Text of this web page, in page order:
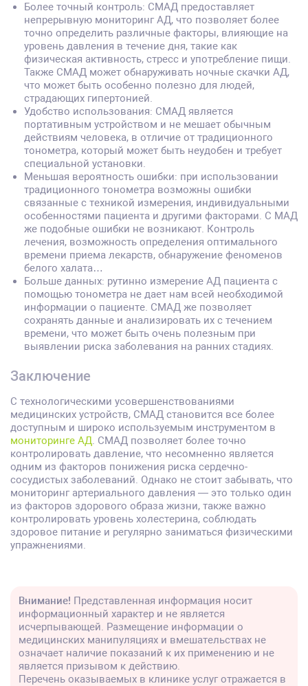
Более точный контроль: СМАД предоставляет
непрерывную мониторинг АД, что позволяет более
точно определить различные факторы, влияющие на
уровень давления в течение дня, такие как
физическая активность, стресс и употребление пищи.
Также СМАД может обнаруживать ночные скачки АД,
что может быть особенно полезно для людей,
страдающих гипертонией.
Удобство использования: СМАД является
портативным устройством и не мешает обычным
действиям человека, в отличие от традиционного
тонометра, который может быть неудобен и требует
специальной установки.
Меньшая вероятность ошибки: при использовании
традиционного тонометра возможны ошибки
связанные с техникой измерения, индивидуальными
особенностями пациента и другими факторами. С МАД
же подобные ошибки не возникают. Контроль
лечения, возможность определения оптимального
времени приема лекарств, обнаружение феноменов
белого халата…
Больше данных: рутинно измерение АД пациента с
помощью тонометра не дает нам всей необходимой
информации о пациенте. СМАД же позволяет
сохранять данные и анализировать их с течением
времени, что может быть очень полезным при
выявлении риска заболевания на ранних стадиях.
Заключение
С технологическими усовершенствованиями
медицинских устройств, СМАД становится все более
доступным и широко используемым инструментом в
мониторинге АД. СМАД позволяет более точно
контролировать давление, что несомненно является
одним из факторов понижения риска сердечно-
сосудистых заболеваний. Однако не стоит забывать, что
мониторинг артериального давления — это только один
из факторов здорового образа жизни, также важно
контролировать уровень холестерина, соблюдать
здоровое питание и регулярно заниматься физическими
упражнениями.
Внимание! Представленная информация носит
информационный характер и не является
исчерпывающей. Размещение информации о
медицинских манипуляциях и вмешательствах не
означает наличие показаний к их применению и не
является призывом к действию.
Перечень оказываемых в клинике услуг отражается в